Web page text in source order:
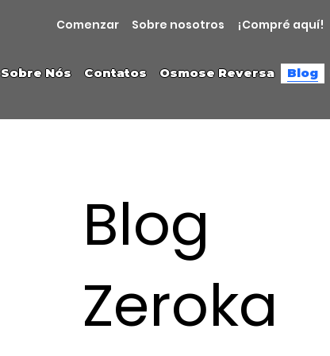
Comenzar Sobre nosotros ¡Compré aquí!
Sobre Nós Contatos Osmose Reversa Blog
Blog
Zeroka